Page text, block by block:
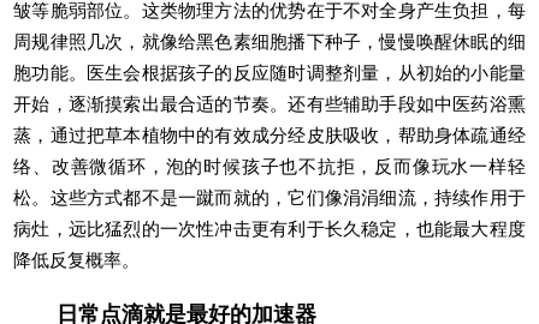
皱等脆弱部位。这类物理方法的优势在于不对全身产生负担，每
周规律照几次，就像给黑色素细胞播下种子，慢慢唤醒休眠的细
胞功能。医生会根据孩子的反应随时调整剂量，从初始的小能量
开始，逐渐摸索出最合适的节奏。还有些辅助手段如中医药浴熏
蒸，通过把草本植物中的有效成分经皮肤吸收，帮助身体疏通经
络、改善微循环，泡的时候孩子也不抗拒，反而像玩水一样轻
松。这些方式都不是一蹴而就的，它们像涓涓细流，持续作用于
病灶，远比猛烈的一次性冲击更有利于长久稳定，也能最大程度
降低反复概率。
日常点滴就是最好的加速器